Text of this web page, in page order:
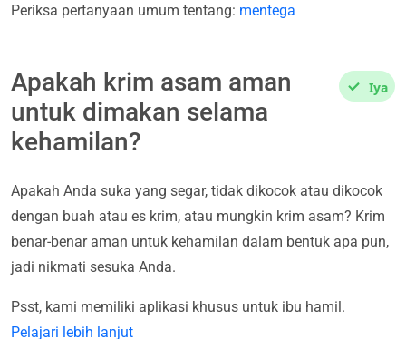
Periksa pertanyaan umum tentang: mentega
Apakah krim asam aman
untuk dimakan selama
kehamilan?
Iya
Apakah Anda suka yang segar, tidak dikocok atau dikocok
dengan buah atau es krim, atau mungkin krim asam? Krim
benar-benar aman untuk kehamilan dalam bentuk apa pun,
jadi nikmati sesuka Anda.
Psst, kami memiliki aplikasi khusus untuk ibu hamil.
Pelajari lebih lanjut